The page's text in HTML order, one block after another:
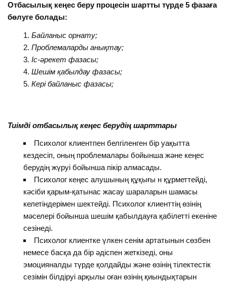
Отбасылық кеңес беру процесін шартты түрде 5 фазаға
бөлуге болады:
Байланыс орнату;
Проблемаларды анықтау;
Іс-әрекет фазасы;
Шешім қабылдау фазасы;
Кері байланыс фазасы;
Тиімді отбасылық кеңес берудің шарттары
Психолог клиентпен белгіленген бір уақытта
кездесіп, оның проблемалары бойынша және кеңес
берудің жүруі бойынша пікір алмасады.
Психолог кеңес алушының құқығы н құрметтейді,
кәсіби қарым-қатынас жасау шараларын шамасы
келетіндерімен шектейді. Психолог клиенттің өзінің
мәселері бойынша шешім қабылдауға қабілетті екеніне
сезінеді.
Психолог клиентке үлкен сенім артатынын сөзбен
немесе басқа да бір әдіспен жеткізеді, оны
эмоцияналды түрде қолдайды және өзінің тілектестік
сезімін білдіруі арқылы оған өзінің қиындықтарын